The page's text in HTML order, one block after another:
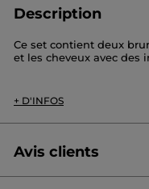
Description
Ce set contient deux
et les cheveux avec des
Une Brume Parfumée
d’origine naturelle qui
cheveux.
Une Brume Parfumée
96% d’origine naturelle
+ D'INFOS
Avis clients